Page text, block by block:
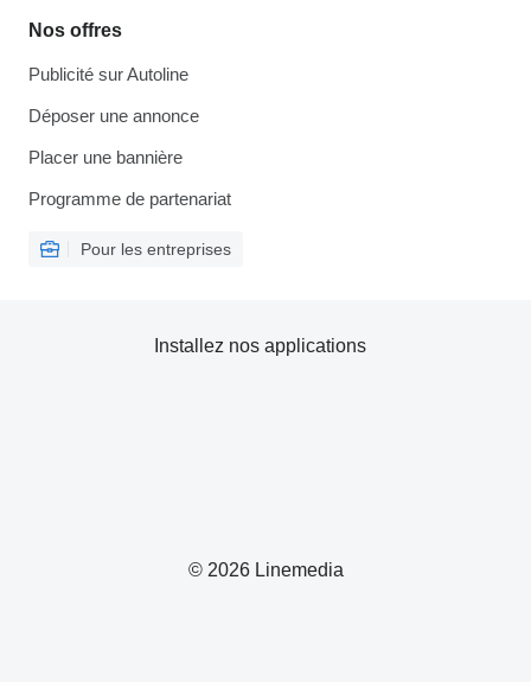
Nos offres
Publicité sur Autoline
Déposer une annonce
Placer une bannière
Programme de partenariat
Pour les entreprises
© 2026 Linemedia
Installez nos applications